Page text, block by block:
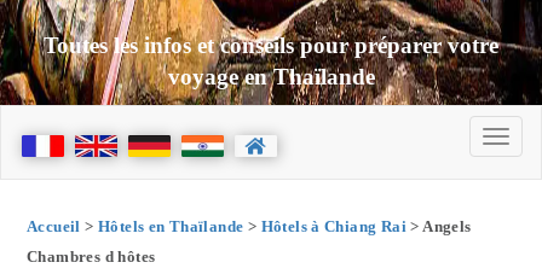
Toutes les infos et conseils pour préparer votre
voyage en Thaïlande
Accueil > Hôtels en Thaïlande > Hôtels à Chiang Rai > Angels
Chambres d hôtes